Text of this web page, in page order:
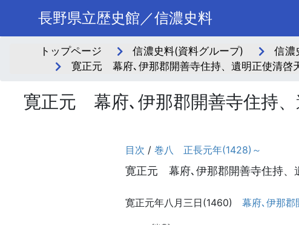
長野県立歴史館／信濃史料
トップページ 信濃史料(資料グループ) 信濃
寛正元 幕府､伊那郡開善寺住持、遺明正使清啓
寛正元 幕府､伊那郡開善寺住持、